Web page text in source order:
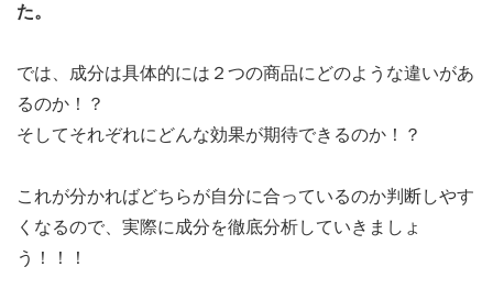
た。
では、成分は具体的には２つの商品にどのような違いがあ
るのか！？
そしてそれぞれにどんな効果が期待できるのか！？
これが分かればどちらが自分に合っているのか判断しやす
くなるので、実際に成分を徹底分析していきましょ
う！！！